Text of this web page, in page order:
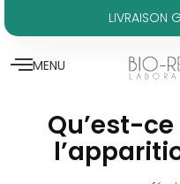
LIVRAISON
MENU
Qu’est-